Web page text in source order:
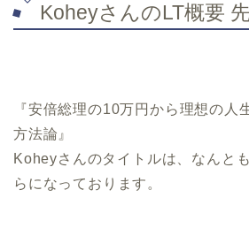
KoheyさんのLT概要
『安倍総理の10万円から理想の人
方法論』
Koheyさんのタイトルは、なんと
らになっております。